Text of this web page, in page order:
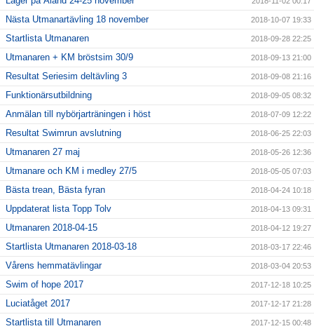
Nästa Utmanartävling 18 november 2018-10-07 19:33
Startlista Utmanaren 2018-09-28 22:25
Utmanaren + KM bröstsim 30/9 2018-09-13 21:00
Resultat Seriesim deltävling 3 2018-09-08 21:16
Funktionärsutbildning 2018-09-05 08:32
Anmälan till nybörjarträningen i höst 2018-07-09 12:22
Resultat Swimrun avslutning 2018-06-25 22:03
Utmanaren 27 maj 2018-05-26 12:36
Utmanare och KM i medley 27/5 2018-05-05 07:03
Bästa trean, Bästa fyran 2018-04-24 10:18
Uppdaterat lista Topp Tolv 2018-04-13 09:31
Utmanaren 2018-04-15 2018-04-12 19:27
Startlista Utmanaren 2018-03-18 2018-03-17 22:46
Vårens hemmatävlingar 2018-03-04 20:53
Swim of hope 2017 2017-12-18 10:25
Luciatåget 2017 2017-12-17 21:28
Startlista till Utmanaren 2017-12-15 00:48